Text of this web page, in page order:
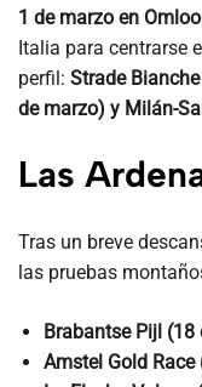
1 de marzo en
Italia para centrarse
perfil: Strade
de marzo) y Milán-
Las
Tras un breve
las pruebas
Brabantse Pijl (18
Amstel Gold Race